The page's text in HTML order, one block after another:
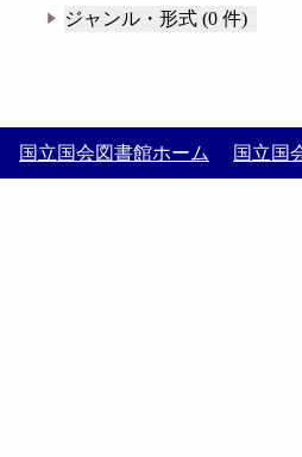
ジャンル・形式 (0 件)
国立国会図書館ホーム 国立国